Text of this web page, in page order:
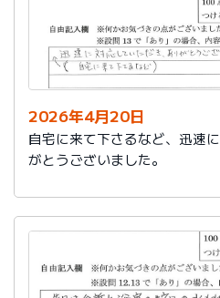
2026年4月20日
自宅に来て下さるなど、迅速
がとうございました。